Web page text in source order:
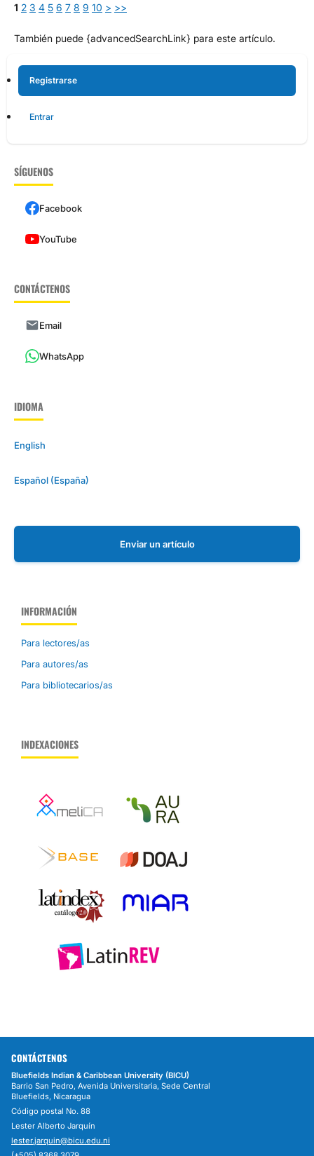
1 2 3 4 5 6 7 8 9 10 > >>
También puede {advancedSearchLink} para este artículo.
Registrarse
Entrar
SÍGUENOS
Facebook
YouTube
CONTÁCTENOS
Email
WhatsApp
IDIOMA
English
Español (España)
Enviar un artículo
INFORMACIÓN
Para lectores/as
Para autores/as
Para bibliotecarios/as
INDEXACIONES
CONTÁCTENOS
Bluefields Indian & Caribbean University (BICU)
Barrio San Pedro, Avenida Universitaria, Sede Central
Bluefields, Nicaragua
Código postal No. 88
Lester Alberto Jarquín
lester.jarquin@bicu.edu.ni